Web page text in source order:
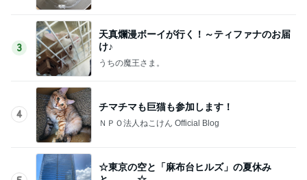
3
天真爛漫ボーイが行く！～ティファナのお届
け♪
うちの魔王さま。
4
チマチマも巨猫も参加します！
ＮＰＯ法人ねこけん Official Blog
☆東京の空と「麻布台ヒルズ」の夏休み